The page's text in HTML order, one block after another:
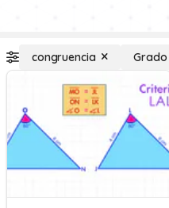
congruencia Grado